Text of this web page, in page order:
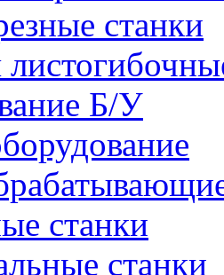
станки
Б/У
станки
станки